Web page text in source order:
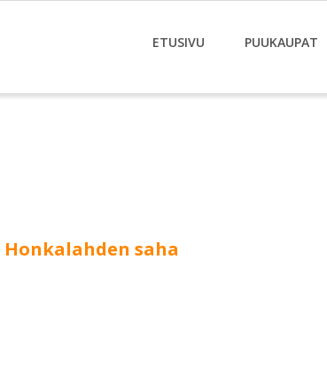
ETUSIVU PUUKAUPAT
Honkalahden saha